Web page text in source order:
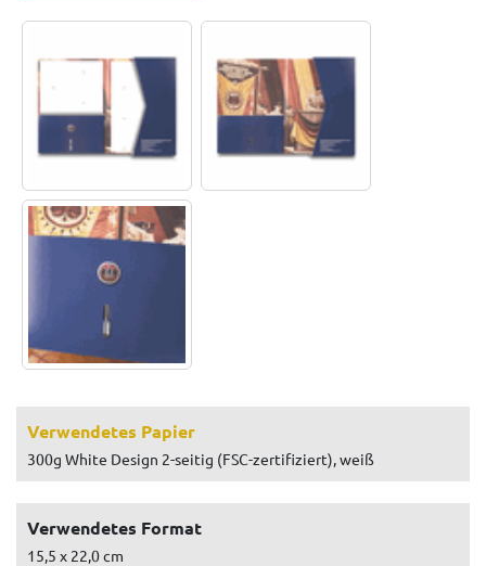
Verwendetes Papier
300g White Design 2-seitig (FSC-zertifiziert), weiß
Verwendetes Format
15,5 x 22,0 cm